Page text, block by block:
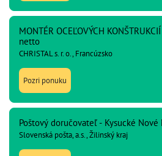
MONTÉR OCEĽOVÝCH
netto
CHRISTAL s. r. o., Francúzsko
Pozri ponuku
Poštový doručovateľ - Kysucké Nové
Slovenská pošta, a.s., Žilinský kraj